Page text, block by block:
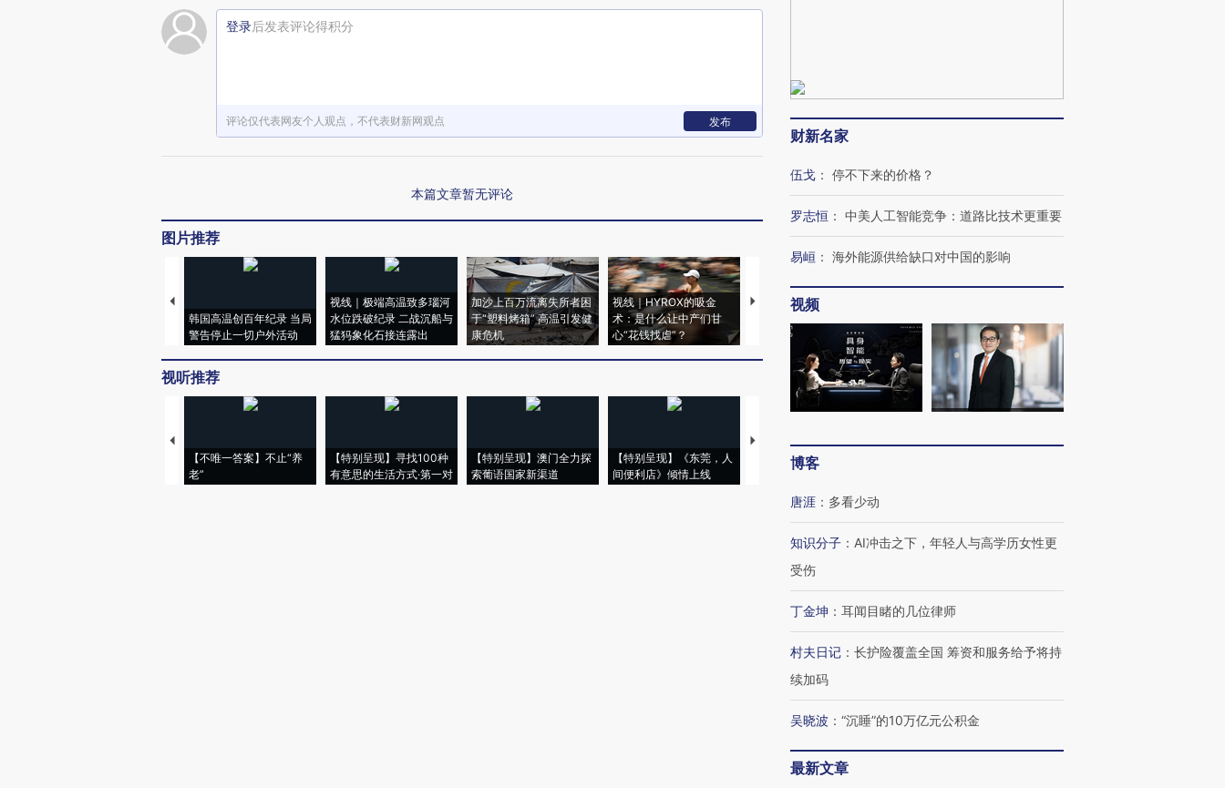
登录后发表评论得积分
评论仅代表网友个人观点，不代表财新网观点 发布
本篇文章暂无评论
图片推荐
韩国高温创百年纪录 当局
警告停止一切户外活动
视线｜极端高温致多瑙河
水位跌破纪录 二战沉船与
猛犸象化石接连露出
加沙上百万流离失所者困
于“塑料烤箱” 高温引发健
康危机
视线｜HYROX的吸金
术：是什么让中产们甘
心“花钱找虐”？
马航飞行员跨国走私7万
育部长拱下台
飞地休达
视听推荐
【不唯一答案】不止“养
老”
【特别呈现】寻找100种
有意思的生活方式·第一对
【特别呈现】澳门全力探
索葡语国家新渠道
【特别呈现】《东莞，人
间便利店》倾情上线
【推广】走进第四届链博
会，让数智科技“链”接产
【商旅对话】华住集团
财新名家
伍戈 ： 停不下来的价格？
罗志恒 ： 中美人工智能竞争：道路比技术更重要
易峘 ： 海外能源供给缺口对中国的影响
视频
博客
唐涯 ： 多看少动
知识分子 ： AI冲击之下，年轻人与高学历女性更
受伤
丁金坤 ： 耳闻目睹的几位律师
村夫日记 ： 长护险覆盖全国 筹资和服务给予将持
续加码
吴晓波 ： “沉睡”的10万亿元公积金
最新文章